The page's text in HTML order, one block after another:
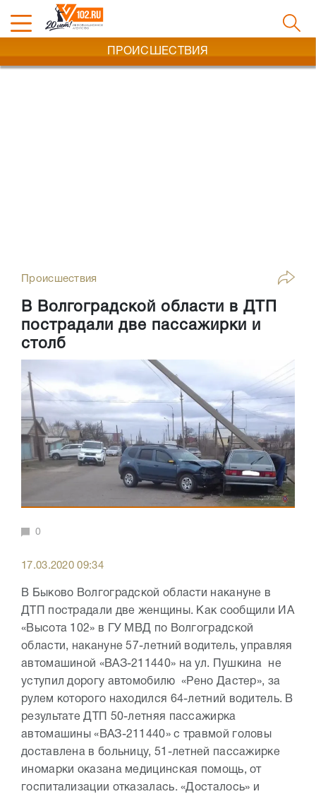
ПРОИСШЕСТВИЯ
Происшествия
В Волгоградской области в ДТП
пострадали две пассажирки и
столб
0
17.03.2020 09:34
В Быково Волгоградской области накануне в
ДТП пострадали две женщины. Как сообщили ИА
«Высота 102» в ГУ МВД по Волгоградской
области, накануне 57-летний водитель, управляя
автомашиной «ВАЗ-211440» на ул. Пушкина не
уступил дорогу автомобилю «Рено Дастер», за
рулем которого находился 64-летний водитель. В
результате ДТП 50-летняя пассажирка
автомашины «ВАЗ-211440» с травмой головы
доставлена в больницу, 51-летней пассажирке
иномарки оказана медицинская помощь, от
госпитализации отказалась. «Досталось» и